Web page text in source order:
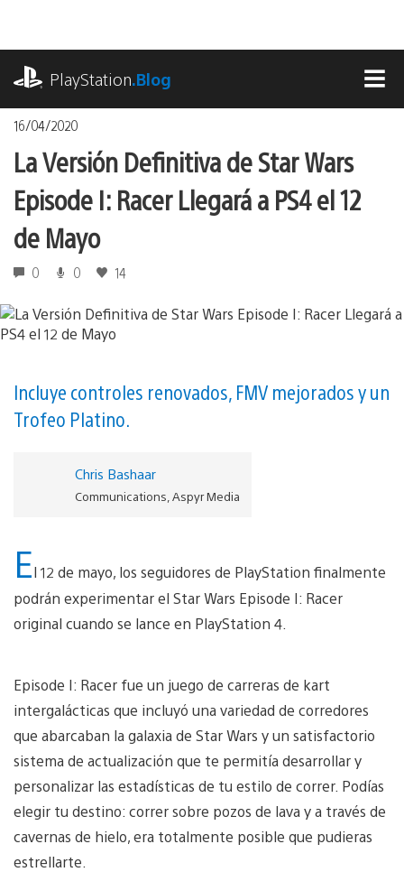
contenido
PlayStation.Blog
16/04/2020
La Versión Definitiva de Star Wars
Episode I: Racer Llegará a PS4 el 12
de Mayo
0 0 14
Incluye controles renovados, FMV mejorados y un
Trofeo Platino.
Chris Bashaar
Communications, Aspyr Media
El 12 de mayo, los seguidores de PlayStation finalmente
podrán experimentar el Star Wars Episode I: Racer
original cuando se lance en PlayStation 4.
Episode I: Racer fue un juego de carreras de kart
intergalácticas que incluyó una variedad de corredores
que abarcaban la galaxia de Star Wars y un satisfactorio
sistema de actualización que te permitía desarrollar y
personalizar las estadísticas de tu estilo de correr. Podías
elegir tu destino: correr sobre pozos de lava y a través de
cavernas de hielo, era totalmente posible que pudieras
estrellarte.